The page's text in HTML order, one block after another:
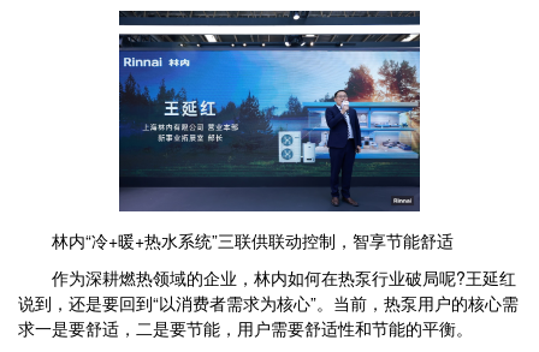
林内“冷+暖+热水系统”三联供联动控制，智享节能舒适
作为深耕燃热领域的企业，林内如何在热泵行业破局呢?王延红
说到，还是要回到“以消费者需求为核心”。当前，热泵用户的核心需
求一是要舒适，二是要节能，用户需要舒适性和节能的平衡。